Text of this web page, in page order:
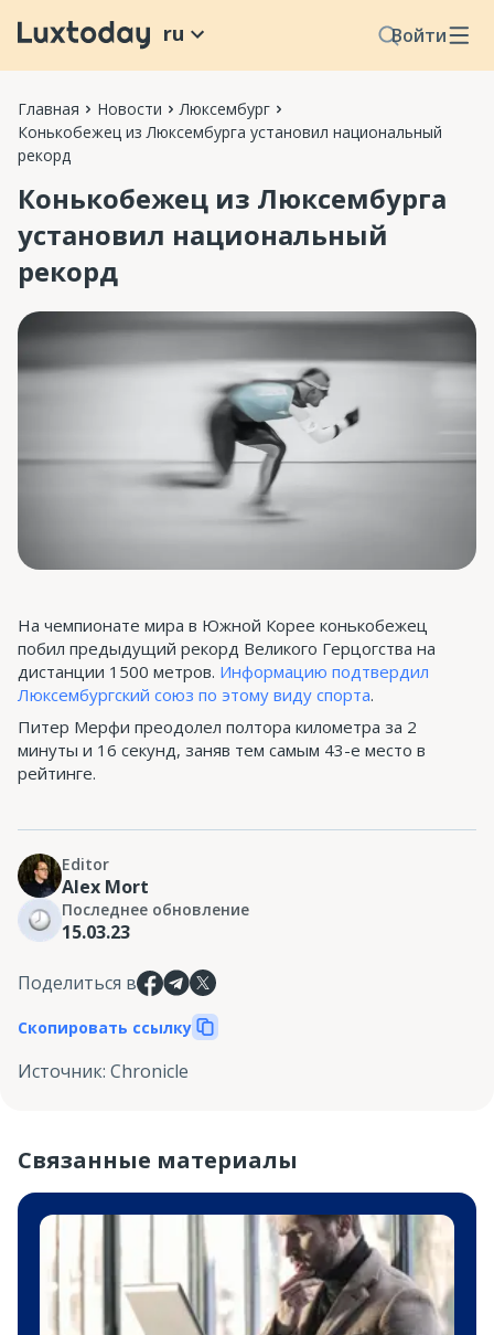
Войти
ru
Главная Новости
Люксембург
Конькобежец из Люксембурга установил национальный
рекорд
Конькобежец из Люксембурга
установил национальный
рекорд
На чемпионате мира в Южной Корее конькобежец
побил предыдущий рекорд Великого Герцогства на
дистанции 1500 метров. Информацию подтвердил
Люксембургский союз по этому виду спорта.
Питер Мерфи преодолел полтора километра за 2
минуты и 16 секунд, заняв тем самым 43-е место в
рейтинге.
Editor
Alex Mort
Последнее обновление
15.03.23
Поделиться в
Скопировать ссылку
Источник: Chronicle
Связанные материалы